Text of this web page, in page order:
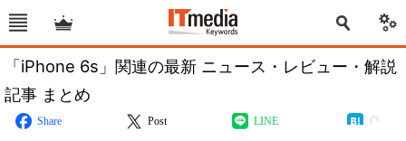
「iPhone 6s」関連の最新 ニュース・レビュー・解説
記事 まとめ
Share Post LINE